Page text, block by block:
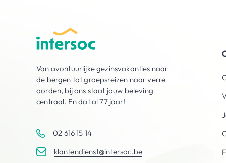
Van avontuurlijke gezinsvakanties naar
de bergen tot groepsreizen naar verre
oorden, bij ons staat jouw beleving
centraal. En dat al 77 jaar!
02 616 15 14
klantendienst@intersoc.be